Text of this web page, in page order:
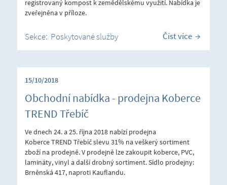
registrovaný kompost k zemědělskému využití. Nabídka je
zveřejněna v příloze.
Sekce: Poskytované služby Číst více
15/10/2018
Obchodní nabídka - prodejna Koberce
TREND Třebíč
Ve dnech 24. a 25. října 2018 nabízí prodejna
Koberce TREND Třebíč slevu 31% na veškerý sortiment
zboží na prodejně. V prodejně lze zakoupit koberce, PVC,
lamináty, vinyl a další drobný sortiment. Sídlo prodejny:
Brněnská 417, naproti Kauflandu.